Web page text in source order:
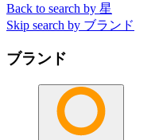
Back to search by 星
Skip search by ブランド
ブランド